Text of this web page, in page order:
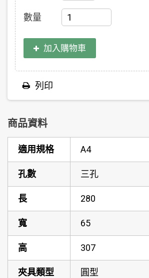
數量
加入購物車
列印
商品資料
適用規格 A4
孔數 三孔
長 280
寬 65
高 307
夾具類型 圓型